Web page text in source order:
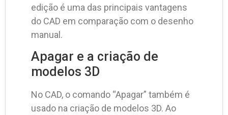
edição é uma das principais vantagens
do CAD em comparação com o desenho
manual.
Apagar e a criação de
modelos 3D
No CAD, o comando “Apagar” também é
usado na criação de modelos 3D. Ao